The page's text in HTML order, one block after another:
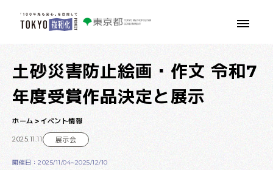
本文へ移動
土砂災害防止絵画・作文 令和7
年度受賞作品決定と展示
ホーム イベント情報
2025.11.11 展示会
開催日：2025/11/04~2025/12/10